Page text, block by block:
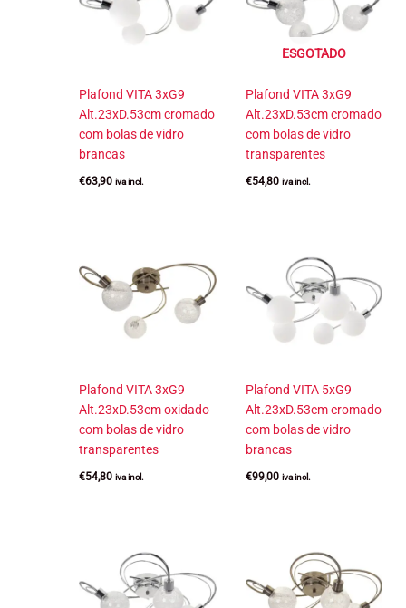
Plafond VITA 3xG9
Alt.23xD.53cm cromado
com bolas de vidro
brancas
€63,90 iva incl.
ESGOTADO
Plafond VITA 3xG9
Alt.23xD.53cm cromado
com bolas de vidro
transparentes
€54,80 iva incl.
Plafond VITA 3xG9
Alt.23xD.53cm oxidado
com bolas de vidro
transparentes
€54,80 iva incl.
Plafond VITA 5xG9
Alt.23xD.53cm cromado
com bolas de vidro
brancas
€99,00 iva incl.